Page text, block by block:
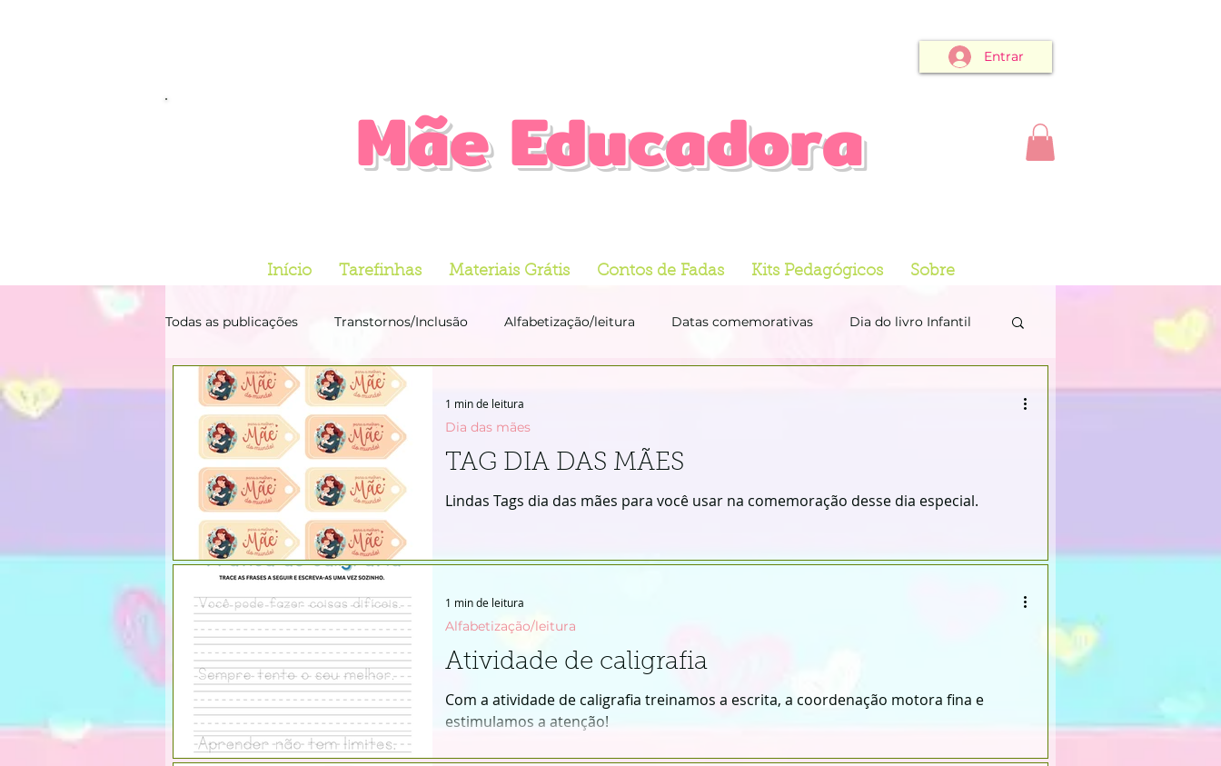
Mãe Educadora
Entrar
Início Tarefinhas Materiais Grátis Contos de Fadas Kits Pedagógicos Sobre
Todas as publicações Transtornos/Inclusão Alfabetização/leitura Datas comemorativas Dia do livro Infantil
Dia do Índio Matemática
Materiais e recursos pedagógicos Lúdico Dia das mães Copa
TAG DIA DAS MÃES
Lindas Tags dia das mães para você usar na comemoração desse dia especial.
Dia das mães
1 min de leitura
Atividade de caligrafia
Com a atividade de caligrafia treinamos a escrita, a coordenação motora fina e
estimulamos a atenção!
Alfabetização/leitura
1 min de leitura